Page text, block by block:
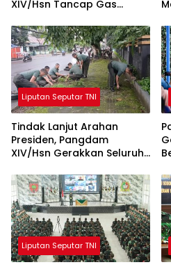
XIV/Hsn Tancap Gas
KDKMP dengan Inovasi
Workshop
Liputan Seputar TNI
Tindak Lanjut Arahan
Presiden, Pangdam
XIV/Hsn Gerakkan Seluruh
Lingkungan
Liputan Seputar TNI